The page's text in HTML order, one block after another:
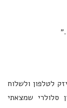
לטלפון ולשלוח
סלולרי שמצאתי